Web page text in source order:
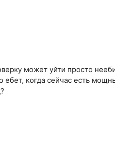
может уйти просто
ебет, когда сейчас есть